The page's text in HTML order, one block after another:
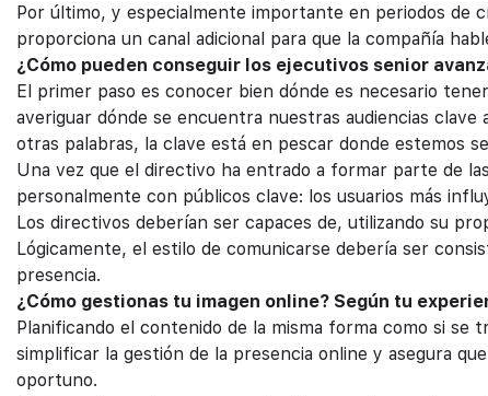
Por último, y especialmente importante en periodos de
proporciona un canal adicional para que la compañía
¿Cómo pueden conseguir los ejecutivos senior
El primer paso es conocer bien dónde es necesario
averiguar dónde se encuentra nuestras audiencias
otras palabras, la clave está en pescar donde estemos
Una vez que el directivo ha entrado a formar parte de
personalmente con públicos clave: los usuarios más
Los directivos deberían ser capaces de, utilizando su
Lógicamente, el estilo de comunicarse debería ser
presencia.
¿Cómo gestionas tu imagen online? Según tu
Planificando el contenido de la misma forma como si se
simplificar la gestión de la presencia online y asegura
oportuno.